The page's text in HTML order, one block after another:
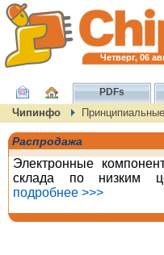
Четверг, 06
PDFs
Чипинфо
Распродажа
Электронные
склада по низким
подробнее >>>